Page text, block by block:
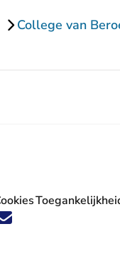
College van
- U verlaat
- U verlaat
Instagram - U verlaat
op Youtube - U
ons op LinkedIn - U
op de hoogte'